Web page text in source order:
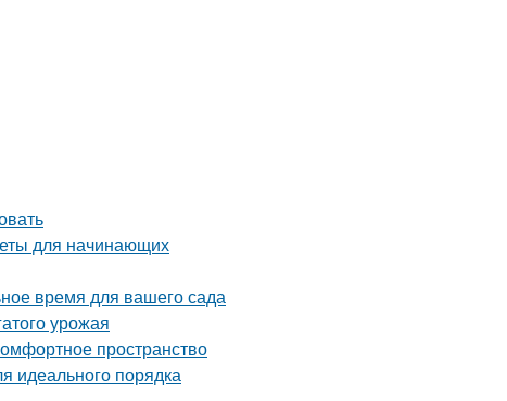
для начинающих
время для вашего сада
урожая
пространство
идеального порядка